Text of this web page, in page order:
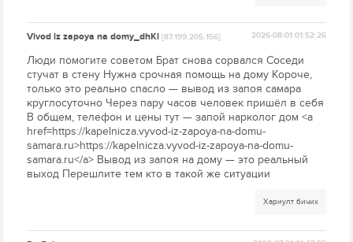
Vivod iz zapoya na domy_dhKl[87.199.205.156] 2026-08-01 01:52:26
Люди помогите советом Брат снова сорвался Соседи
стучат в стену Нужна срочная помощь на дому Короче,
только это реально спасло — вывод из запоя самара
круглосуточно Через пару часов человек пришёл в себя
В общем, телефон и цены тут — запой нарколог дом <a
href=https://kapelnicza.vyvod-iz-zapoya-na-domu-
samara.ru>https://kapelnicza.vyvod-iz-zapoya-na-domu-
samara.ru</a> Вывод из запоя на дому — это реальный
выход Перешлите тем кто в такой же ситуации
Хариулт бичих